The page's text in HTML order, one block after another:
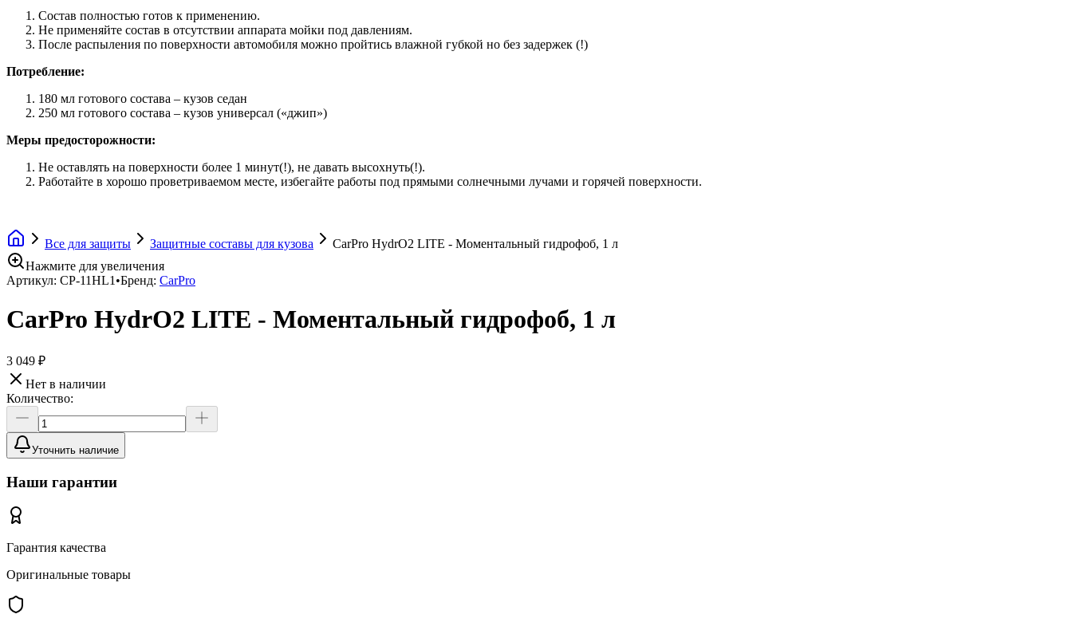
Состав полностью готов к применению.
Не применяйте состав в отсутствии аппарата мойки под давлениям.
После распыления по поверхности автомобиля можно пройтись влажной губкой но без задержек (!)
Потребление:
180 мл готового состава – кузов седан
250 мл готового состава – кузов универсал («джип»)
Меры предосторожности:
Не оставлять на поверхности более 1 минут(!), не давать высохнуть(!).
Работайте в хорошо проветриваемом месте, избегайте работы под прямыми солнечными лучами и горячей поверхности.
Все для защиты Защитные составы для кузова
CarPro HydrO2 LITE - Моментальный гидрофоб, 1 л
Нажмите для увеличения
Артикул: CP-11HL1 •Бренд: CarPro
CarPro HydrO2 LITE - Моментальный гидрофоб, 1 л
3 049 ₽
Нет в наличии
Количество:
Уточнить наличие
Наши гарантии
Гарантия качества
Оригинальные товары